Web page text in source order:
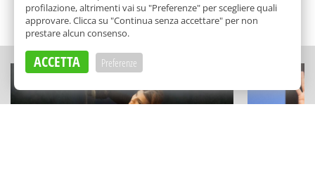
SCELTO DA BALARM
profilazione, altrimenti vai su "Preferenze" per scegliere quali
approvare. Clicca su "Continua senza accettare" per non
prestare alcun consenso.
ACCETTA Preferenze